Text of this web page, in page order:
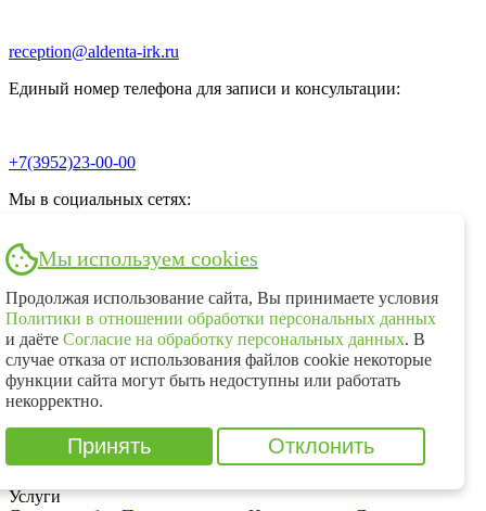
reception@aldenta-irk.ru
Единый номер телефона для записи и консультации:
+7(3952)23-00-00
Мы в социальных сетях:
Электронная почта
reception@aldenta-irk.ru
+7(3952)23-00-00
Услуги
Мы используем cookies
Продолжая использование сайта, Вы принимаете условия
Политики в отношении обработки персональных данных
и даёте Согласие на обработку персональных данных. В
случае отказа от использования файлов cookie некоторые
функции сайта могут быть недоступны или работать
некорректно.
Принять Отклонить